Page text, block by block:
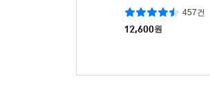
457건
12,600원